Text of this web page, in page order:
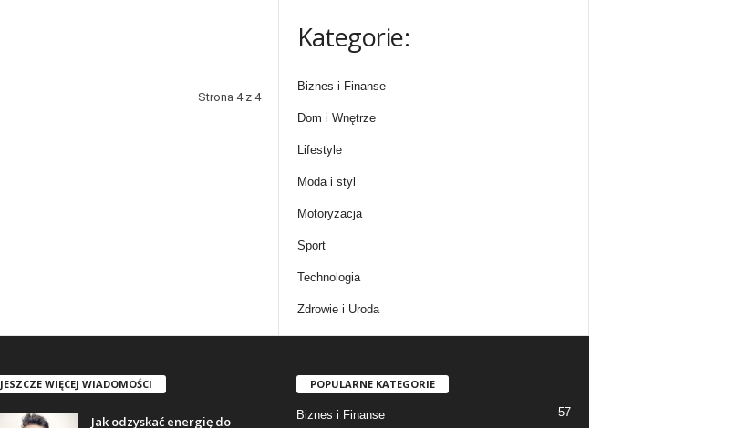
Strona 4 z 4
Kategorie:
Biznes i Finanse
Dom i Wnętrze
Lifestyle
Moda i styl
Motoryzacja
Sport
Technologia
Zdrowie i Uroda
JESZCZE WIĘCEJ WIADOMOŚCI
Jak odzyskać energię do
POPULARNE KATEGORIE
Biznes i Finanse 57